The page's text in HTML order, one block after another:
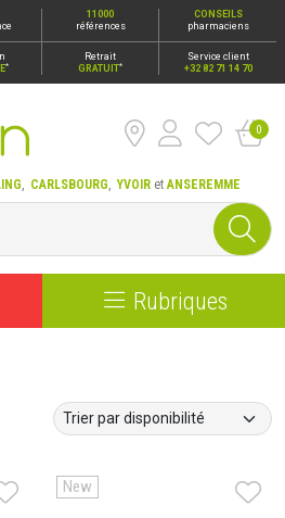
11000
références
CONSEILS
pharmaciens
*
Retrait
GRATUIT*
Service client
+32 82 71 14 70
pharmacies : Beauraing,
0
, CARLSBOURG,YVOIRetANSEREMME
Rubriques
New